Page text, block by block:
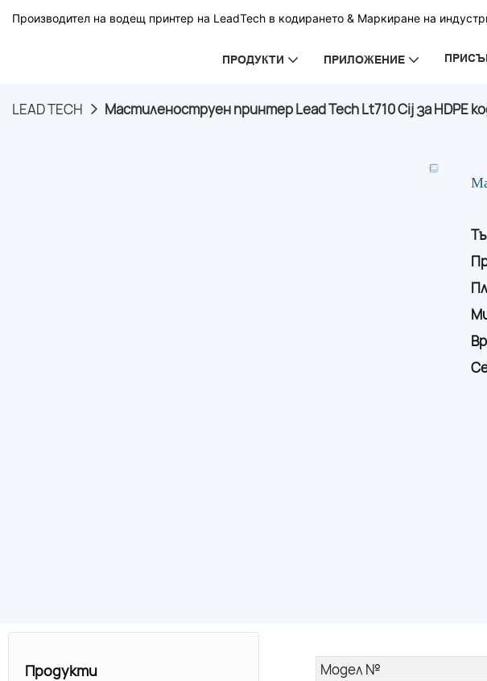
Производител на водещ принтер на LeadTech в кодирането & Маркиране на
ПРОДУКТИ ПРИЛОЖЕНИЕ
LEAD TECH Мастиленоструен принтер Lead Tech Lt710 Cij за HDPE
Модел №
Продукти